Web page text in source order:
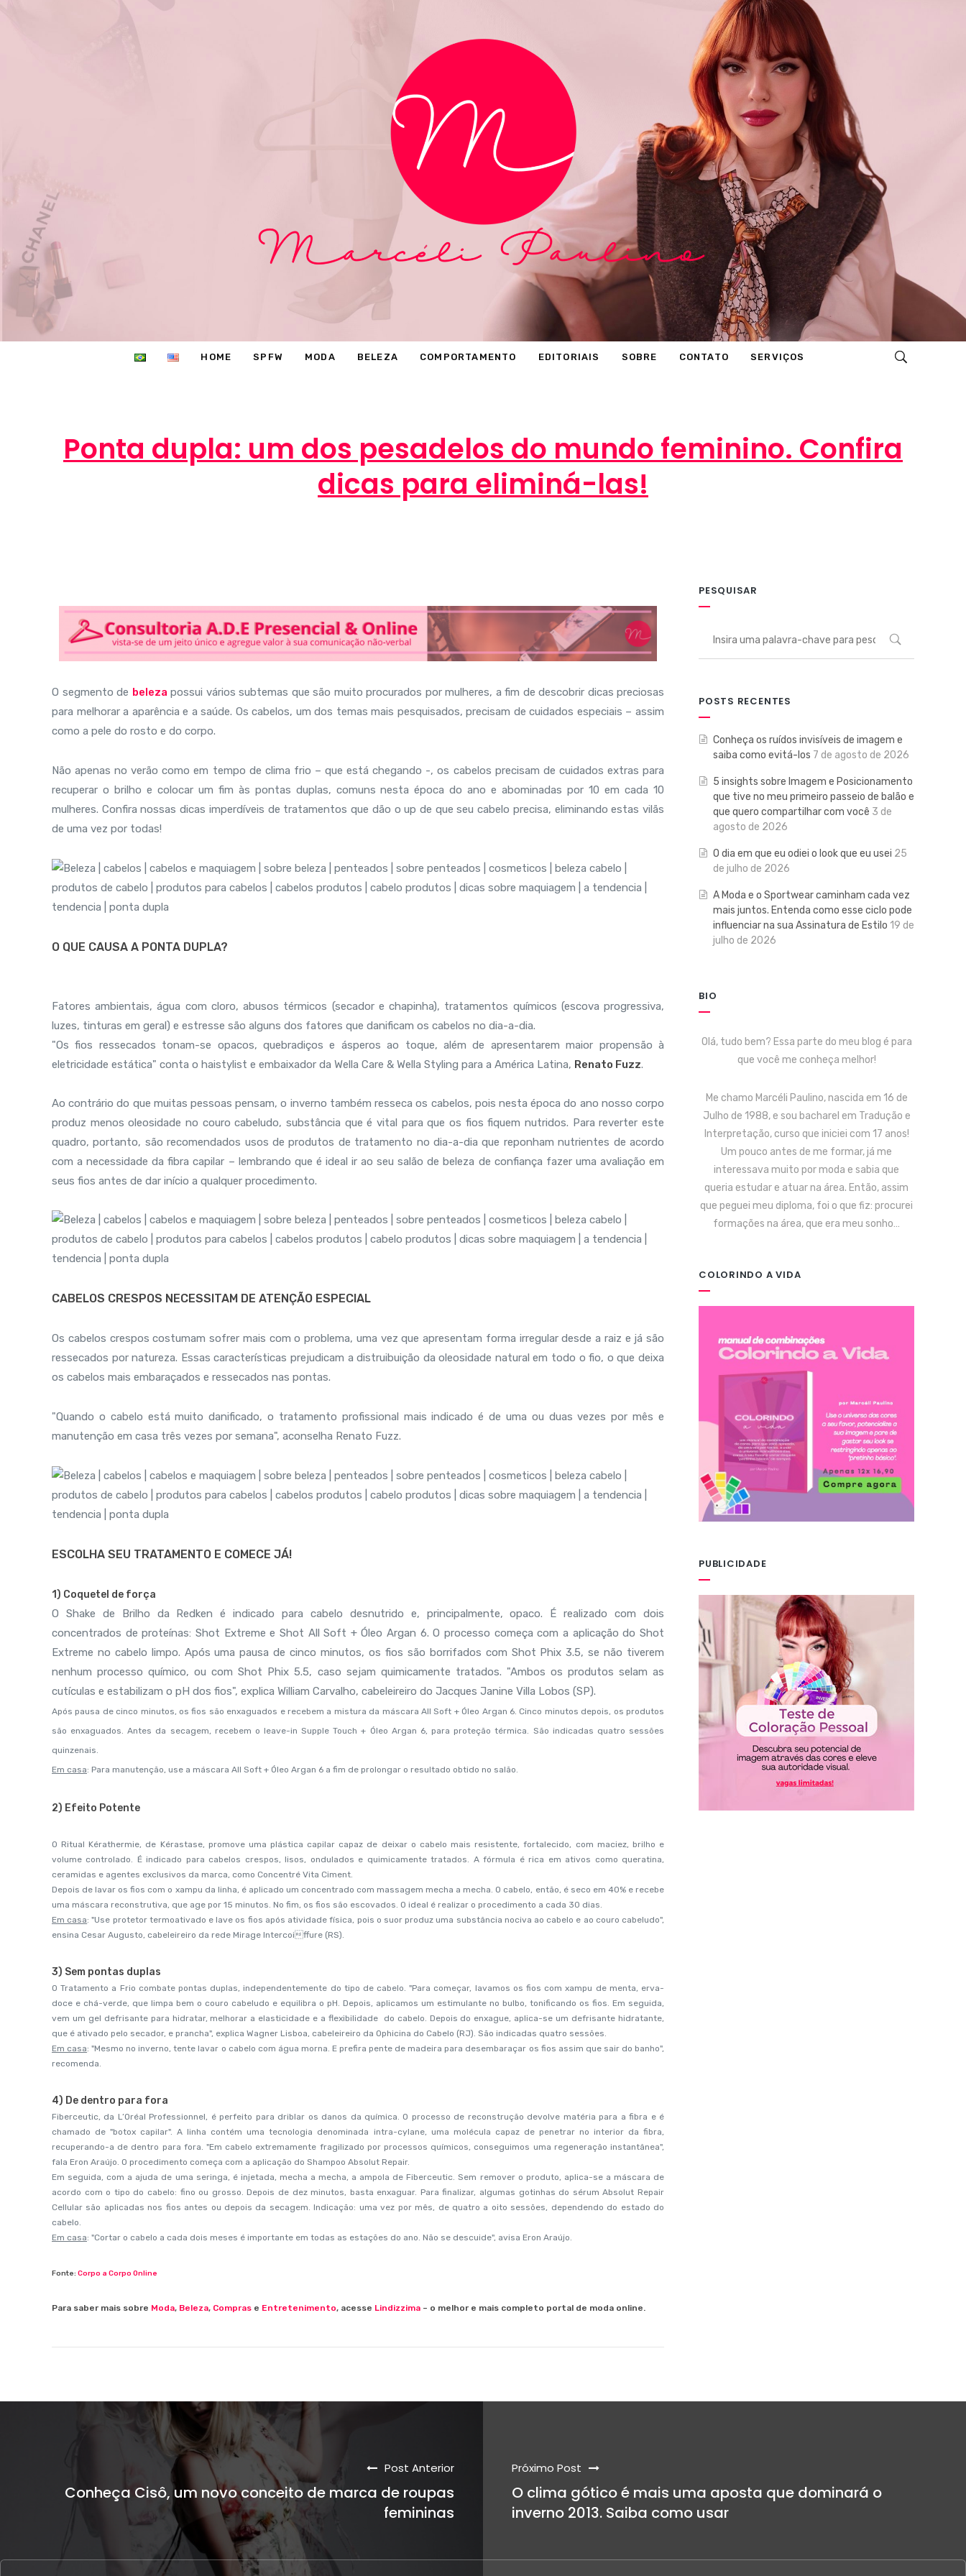
HOME SPFW MODA BELEZA COMPORTAMENTO EDITORIAIS SOBRE CONTATO SERVIÇOS
Ponta dupla: um dos pesadelos do mundo feminino. Confira
dicas para eliminá-las!
O segmento de beleza possui vários subtemas que são muito procurados por mulheres, a fim de descobrir dicas preciosas
para melhorar a aparência e a saúde. Os cabelos, um dos temas mais pesquisados, precisam de cuidados especiais – assim
como a pele do rosto e do corpo.
Não apenas no verão como em tempo de clima frio – que está chegando -, os cabelos precisam de cuidados extras para
recuperar o brilho e colocar um fim às pontas duplas, comuns nesta época do ano e abominadas por 10 em cada 10
mulheres. Confira nossas dicas imperdíveis de tratamentos que dão o up de que seu cabelo precisa, eliminando estas vilãs
de uma vez por todas!
O QUE CAUSA A PONTA DUPLA?
Fatores ambientais, água com cloro, abusos térmicos (secador e chapinha), tratamentos químicos (escova progressiva,
luzes, tinturas em geral) e estresse são alguns dos fatores que danificam os cabelos no dia-a-dia.
"Os fios ressecados tonam-se opacos, quebradiços e ásperos ao toque, além de apresentarem maior propensão à
eletricidade estática" conta o haistylist e embaixador da Wella Care & Wella Styling para a América Latina, Renato Fuzz.
Ao contrário do que muitas pessoas pensam, o inverno também resseca os cabelos, pois nesta época do ano nosso corpo
produz menos oleosidade no couro cabeludo, substância que é vital para que os fios fiquem nutridos. Para reverter este
quadro, portanto, são recomendados usos de produtos de tratamento no dia-a-dia que reponham nutrientes de acordo
com a necessidade da fibra capilar – lembrando que é ideal ir ao seu salão de beleza de confiança fazer uma avaliação em
seus fios antes de dar início a qualquer procedimento.
CABELOS CRESPOS NECESSITAM DE ATENÇÃO ESPECIAL
Os cabelos crespos costumam sofrer mais com o problema, uma vez que apresentam forma irregular desde a raiz e já são
ressecados por natureza. Essas características prejudicam a distruibuição da oleosidade natural em todo o fio, o que deixa
os cabelos mais embaraçados e ressecados nas pontas.
"Quando o cabelo está muito danificado, o tratamento profissional mais indicado é de uma ou duas vezes por mês e
manutenção em casa três vezes por semana", aconselha Renato Fuzz.
ESCOLHA SEU TRATAMENTO E COMECE JÁ!
1) Coquetel de força
O Shake de Brilho da Redken é indicado para cabelo desnutrido e, principalmente, opaco. É realizado com dois
concentrados de proteínas: Shot Extreme e Shot All Soft + Óleo Argan 6. O processo começa com a aplicação do Shot
Extreme no cabelo limpo. Após uma pausa de cinco minutos, os fios são borrifados com Shot Phix 3.5, se não tiverem
nenhum processo químico, ou com Shot Phix 5.5, caso sejam quimicamente tratados. "Ambos os produtos selam as
cutículas e estabilizam o pH dos fios", explica William Carvalho, cabeleireiro do Jacques Janine Villa Lobos (SP).
Após pausa de cinco minutos, os fios são enxaguados e recebem a mistura da máscara All Soft + Óleo Argan 6. Cinco minutos depois, os produtos
são enxaguados. Antes da secagem, recebem o leave-in Supple Touch + Óleo Argan 6, para proteção térmica. São indicadas quatro sessões
quinzenais.
Em casa: Para manutenção, use a máscara All Soft + Óleo Argan 6 a fim de prolongar o resultado obtido no salão.
2) Efeito Potente
O Ritual Kérathermie, de Kérastase, promove uma plástica capilar capaz de deixar o cabelo mais resistente, fortalecido, com maciez, brilho e
volume controlado. É indicado para cabelos crespos, lisos, ondulados e quimicamente tratados. A fórmula é rica em ativos como queratina,
ceramidas e agentes exclusivos da marca, como Concentré Vita Ciment.
Depois de lavar os fios com o xampu da linha, é aplicado um concentrado com massagem mecha a mecha. O cabelo, então, é seco em 40% e recebe
uma máscara reconstrutiva, que age por 15 minutos. No fim, os fios são escovados. O ideal é realizar o procedimento a cada 30 dias.
Em casa: "Use protetor termoativado e lave os fios após atividade física, pois o suor produz uma substância nociva ao cabelo e ao couro cabeludo",
ensina Cesar Augusto, cabeleireiro da rede Mirage Intercoiffure (RS).
3) Sem pontas duplas
O Tratamento a Frio combate pontas duplas, independentemente do tipo de cabelo. "Para começar, lavamos os fios com xampu de menta, erva-
doce e chá-verde, que limpa bem o couro cabeludo e equilibra o pH. Depois, aplicamos um estimulante no bulbo, tonificando os fios. Em seguida,
vem um gel defrisante para hidratar, melhorar a elasticidade e a flexibilidade do cabelo. Depois do enxague, aplica-se um defrisante hidratante,
que é ativado pelo secador, e prancha", explica Wagner Lisboa, cabeleireiro da Ophicina do Cabelo (RJ). São indicadas quatro sessões.
Em casa: "Mesmo no inverno, tente lavar o cabelo com água morna. E prefira pente de madeira para desembaraçar os fios assim que sair do banho",
recomenda.
4) De dentro para fora
Fiberceutic, da L’Oréal Professionnel, é perfeito para driblar os danos da química. O processo de reconstrução devolve matéria para a fibra e é
chamado de "botox capilar". A linha contém uma tecnologia denominada intra-cylane, uma molécula capaz de penetrar no interior da fibra,
recuperando-a de dentro para fora. "Em cabelo extremamente fragilizado por processos químicos, conseguimos uma regeneração instantânea",
fala Eron Araújo. O procedimento começa com a aplicação do Shampoo Absolut Repair.
Em seguida, com a ajuda de uma seringa, é injetada, mecha a mecha, a ampola de Fiberceutic. Sem remover o produto, aplica-se a máscara de
acordo com o tipo do cabelo: fino ou grosso. Depois de dez minutos, basta enxaguar. Para finalizar, algumas gotinhas do sérum Absolut Repair
Cellular são aplicadas nos fios antes ou depois da secagem. Indicação: uma vez por mês, de quatro a oito sessões, dependendo do estado do
cabelo.
Em casa: "Cortar o cabelo a cada dois meses é importante em todas as estações do ano. Não se descuide", avisa Eron Araújo.
Fonte: Corpo a Corpo Online
Para saber mais sobre Moda, Beleza, Compras e Entretenimento, acesse Lindizzima – o melhor e mais completo portal de moda online.
PESQUISAR
POSTS RECENTES
Conheça os ruídos invisíveis de imagem e
saiba como evitá-los 7 de agosto de 2026
5 insights sobre Imagem e Posicionamento
que tive no meu primeiro passeio de balão e
que quero compartilhar com você 3 de
agosto de 2026
O dia em que eu odiei o look que eu usei 25
de julho de 2026
A Moda e o Sportwear caminham cada vez
mais juntos. Entenda como esse ciclo pode
influenciar na sua Assinatura de Estilo 19 de
julho de 2026
BIO
Olá, tudo bem? Essa parte do meu blog é para
que você me conheça melhor!
Me chamo Marcéli Paulino, nascida em 16 de
Julho de 1988, e sou bacharel em Tradução e
Interpretação, curso que iniciei com 17 anos!
Um pouco antes de me formar, já me
interessava muito por moda e sabia que
queria estudar e atuar na área. Então, assim
que peguei meu diploma, foi o que fiz: procurei
formações na área, que era meu sonho…
COLORINDO A VIDA
PUBLICIDADE
Post Anterior
Conheça Cisô, um novo conceito de marca de roupas
femininas
Próximo Post
O clima gótico é mais uma aposta que dominará o
inverno 2013. Saiba como usar